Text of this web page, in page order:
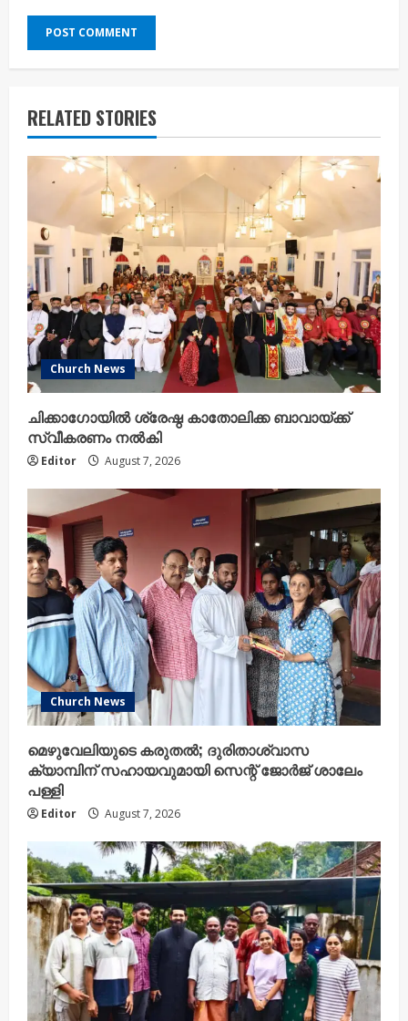
RELATED STORIES
Church News
ചിക്കാഗോയിൽ ശ്രേഷ്ഠ കാതോലിക്ക ബാവായ്ക്ക്
സ്വീകരണം നൽകി
Editor August 7, 2026
Church News
മെഴുവേലിയുടെ കരുതൽ; ദുരിതാശ്വാസ
ക്യാമ്പിന് സഹായവുമായി സെന്റ് ജോർജ് ശാലേം
പള്ളി
Editor August 7, 2026